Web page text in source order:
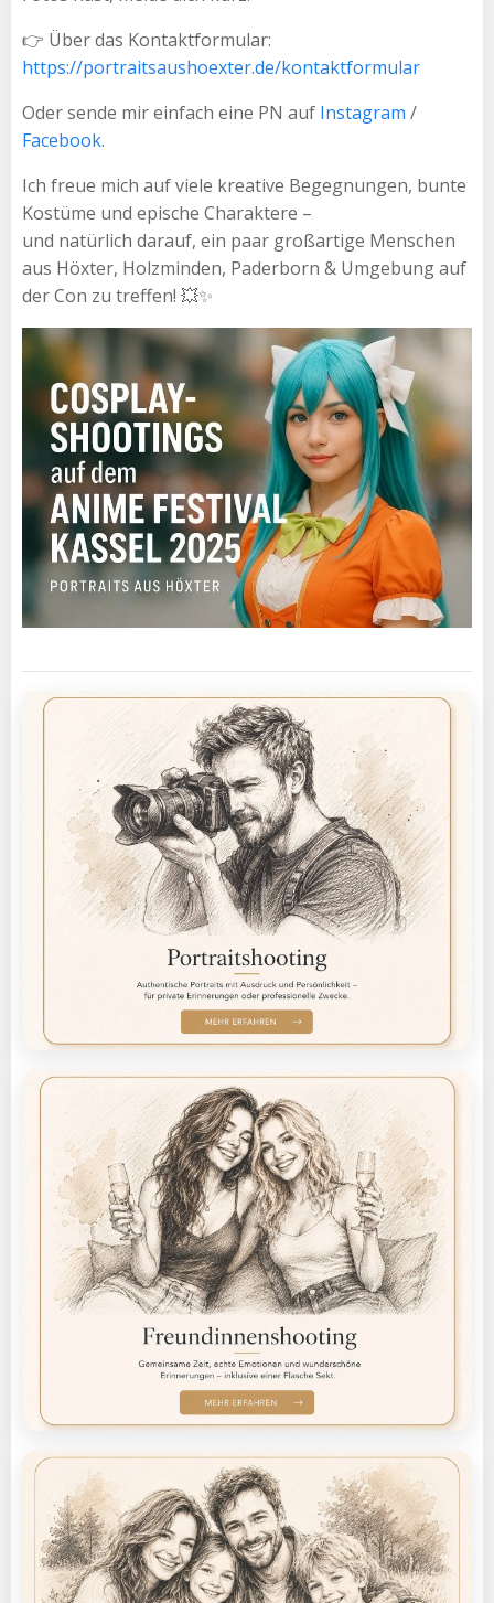
👉 Über das Kontaktformular:
https://portraitsaushoexter.de/kontaktformular
Oder sende mir einfach eine PN auf Instagram /
Facebook.
Ich freue mich auf viele kreative Begegnungen, bunte
Kostüme und epische Charaktere –
und natürlich darauf, ein paar großartige Menschen
aus Höxter, Holzminden, Paderborn & Umgebung auf
der Con zu treffen! 💥✨